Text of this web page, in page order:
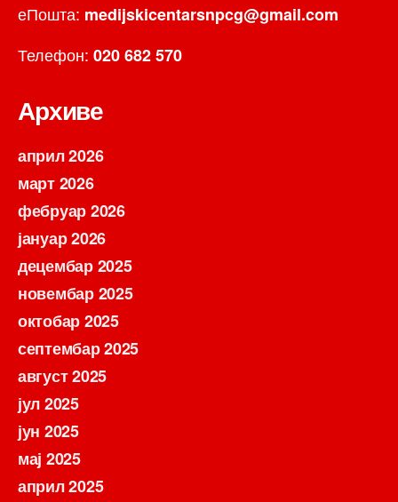
еПошта: medijskicentarsnpcg@gmail.com
Телефон: 020 682 570
Архиве
април 2026
март 2026
фебруар 2026
јануар 2026
децембар 2025
новембар 2025
октобар 2025
септембар 2025
август 2025
јул 2025
јун 2025
мај 2025
април 2025